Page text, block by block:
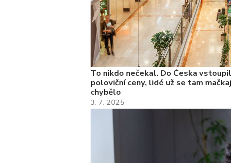
To nikdo nečekal. Do Česka
poloviční ceny, lidé už se tam
chybělo
3. 7. 2025